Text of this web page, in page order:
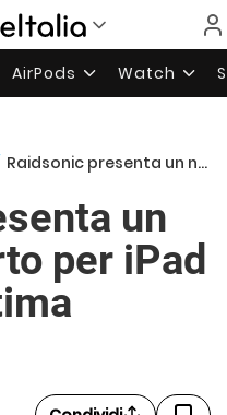
AirPods Watch
Raidsonic presenta un nuovo supporto per iPad e Tablet di ultima generazione
un
per iPad